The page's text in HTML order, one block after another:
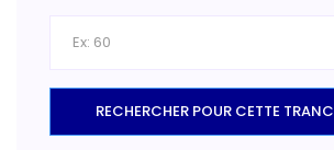
RECHERCHER POUR CETTE